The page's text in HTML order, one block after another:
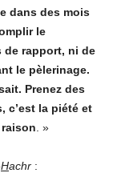
dans des mois
le
de rapport, ni de
le pèlerinage.
Prenez des
c’est la piété et
. »
Hachr :